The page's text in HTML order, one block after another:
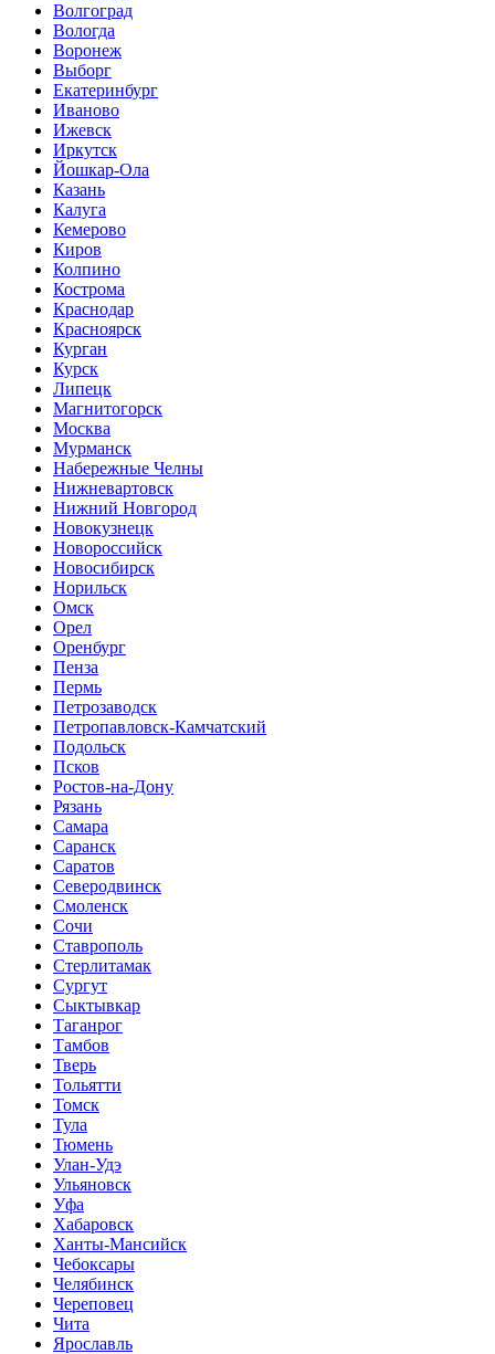
Волгоград
Вологда
Воронеж
Выборг
Екатеринбург
Иваново
Ижевск
Иркутск
Йошкар-Ола
Казань
Калуга
Кемерово
Киров
Колпино
Кострома
Краснодар
Красноярск
Курган
Курск
Липецк
Магнитогорск
Москва
Мурманск
Набережные Челны
Нижневартовск
Нижний Новгород
Новокузнецк
Новороссийск
Новосибирск
Норильск
Омск
Орел
Оренбург
Пенза
Пермь
Петрозаводск
Петропавловск-Камчатский
Подольск
Псков
Ростов-на-Дону
Рязань
Самара
Саранск
Саратов
Северодвинск
Смоленск
Сочи
Ставрополь
Стерлитамак
Сургут
Сыктывкар
Таганрог
Тамбов
Тверь
Тольятти
Томск
Тула
Тюмень
Улан-Удэ
Ульяновск
Уфа
Хабаровск
Ханты-Мансийск
Чебоксары
Челябинск
Череповец
Чита
Ярославль